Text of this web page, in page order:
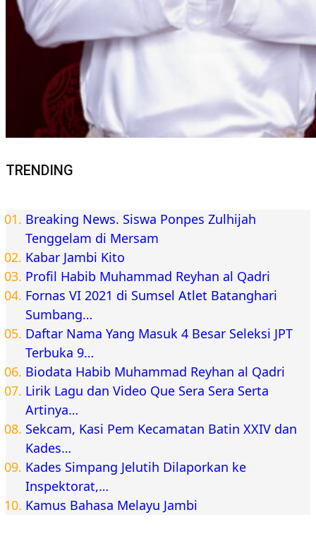
TRENDING
Breaking News. Siswa Ponpes Zulhijah
Tenggelam di Mersam
Kabar Jambi Kito
Profil Habib Muhammad Reyhan al Qadri
Fornas VI 2021 di Sumsel Atlet Batanghari
Sumbang…
Daftar Nama Yang Masuk 4 Besar Seleksi JPT
Terbuka 9…
Biodata Habib Muhammad Reyhan al Qadri
Lirik Lagu dan Video Que Sera Sera Serta
Artinya…
Sekcam, Kasi Pem Kecamatan Batin XXIV dan
Kades…
Kades Simpang Jelutih Dilaporkan ke
Inspektorat,…
Kamus Bahasa Melayu Jambi